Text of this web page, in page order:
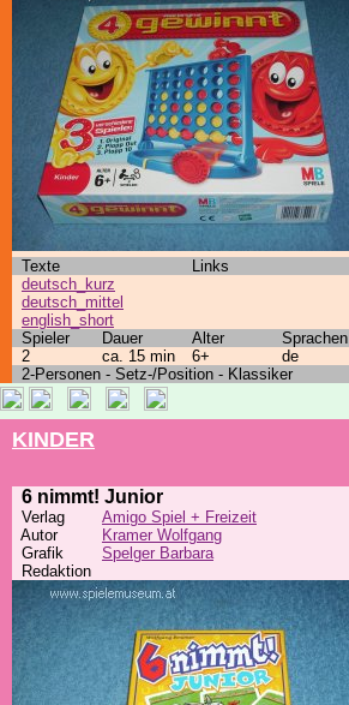
Texte Links
deutsch_kurz
deutsch_mittel
english_short
Spieler
Dauer Alter Sprachen
2
ca. 15 min 6+ de
2-Personen - Setz-/Position - Klassiker
KINDER
6 nimmt! Junior
Verlag
Amigo Spiel + Freizeit
Autor
Kramer Wolfgang
Grafik
Spelger Barbara
Redaktion